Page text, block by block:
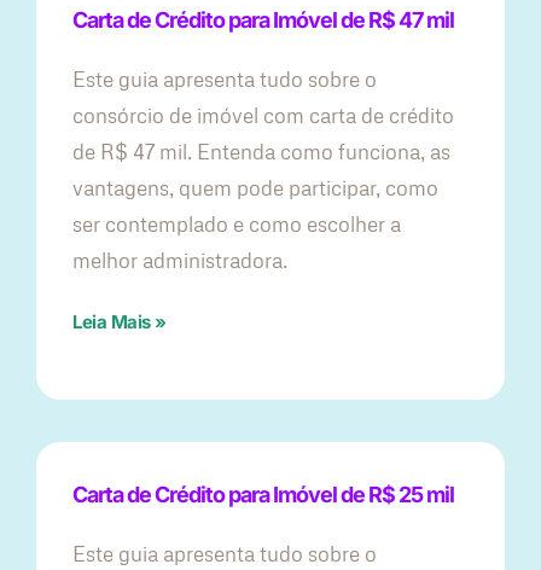
Carta de Crédito para Imóvel de R$ 47 mil
Este guia apresenta tudo sobre o
consórcio de imóvel com carta de crédito
de R$ 47 mil. Entenda como funciona, as
vantagens, quem pode participar, como
ser contemplado e como escolher a
melhor administradora.
Leia Mais »
Carta de Crédito para Imóvel de R$ 25 mil
Este guia apresenta tudo sobre o